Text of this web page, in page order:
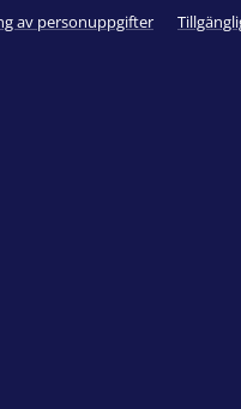
av personuppgifter